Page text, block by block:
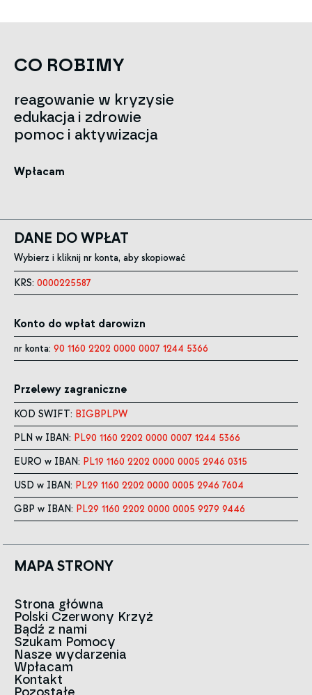
CO ROBIMY
reagowanie w kryzysie
edukacja i zdrowie
pomoc i aktywizacja
Wpłacam
DANE DO WPŁAT
Wybierz i kliknij nr konta, aby skopiować
KRS: 0000225587
Konto do wpłat darowizn
nr konta: 90 1160 2202 0000 0007 1244 5366
Przelewy zagraniczne
KOD SWIFT: BIGBPLPW
PLN w IBAN: PL90 1160 2202 0000 0007 1244 5366
EURO w IBAN: PL19 1160 2202 0000 0005 2946 0315
USD w IBAN: PL29 1160 2202 0000 0005 2946 7604
GBP w IBAN: PL29 1160 2202 0000 0005 9279 9446
MAPA STRONY
Strona główna
Polski Czerwony Krzyż
Aktualności
O nas
Zespół
Czerwony Krzyż na świecie
Znak
Historia
Strategia 2030
Bądź z nami
Szukam Pomocy
Kontakt do oddziałów
Infolinia
Nasze wydarzenia
Wpłacam
Kontakt